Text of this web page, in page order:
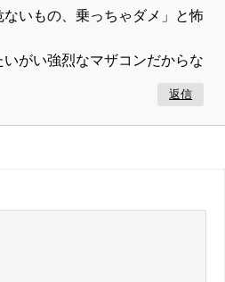
いもの、乗っちゃダメ」と怖
がい強烈なマザコンだからな
返信